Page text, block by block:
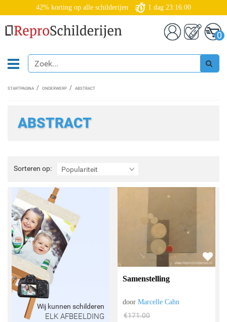
42% korting op alle schilderijen 1 dag 23:15:58
0
STARTPAGINA ONDERWERP ABSTRACT
ABSTRACT
Sorteren op: Populariteit
Sorteren
op:
Wij kunnen schilderen
ELK AFBEELDING
Samenstelling
doorMarcelle Cahn
€171.00